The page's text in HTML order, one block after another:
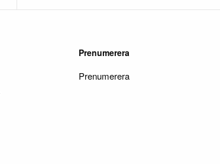
Prenumerera
Prenumerera